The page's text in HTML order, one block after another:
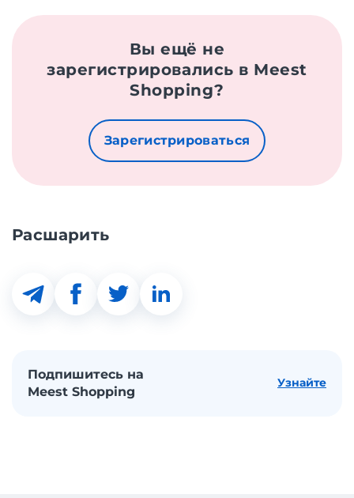
Вы ещё не
зарегистрировались в Meest
Shopping?
Зарегистрироваться
Расшарить
Подпишитесь на
Meest Shopping
Узнайте